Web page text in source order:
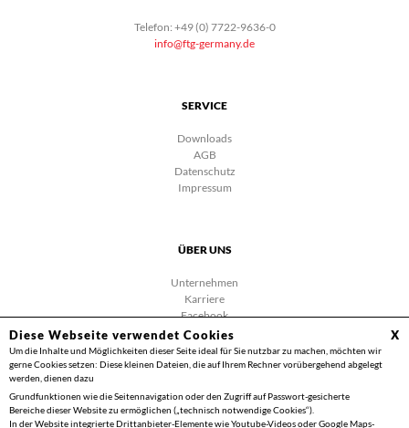
Diese Webseite verwendet Cookies X
Um die Inhalte und Möglichkeiten dieser Seite ideal für Sie nutzbar zu machen, möchten wir
gerne Cookies setzen: Diese kleinen Dateien, die auf Ihrem Rechner vorübergehend abgelegt
werden, dienen dazu
Grundfunktionen wie die Seitennavigation oder den Zugriff auf Passwort-gesicherte
Bereiche dieser Website zu ermöglichen („technisch notwendige Cookies“).
In der Website integrierte Drittanbieter-Elemente wie Youtube-Videos oder Google Maps-
Telefon: +49 (0) 7722-9636-0
info@ftg-germany.de
SERVICE
Downloads
AGB
Datenschutz
Impressum
ÜBER UNS
Unternehmen
Karriere
Facebook
Videos
Kontakt